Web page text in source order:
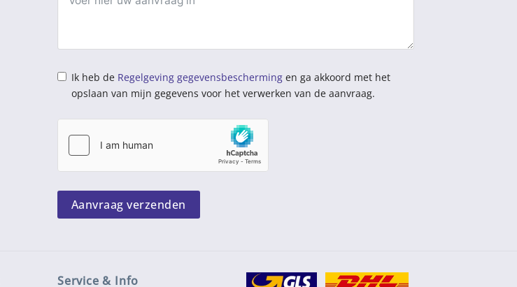
Ik heb de Regelgeving gegevensbescherming en ga akkoord met het
opslaan van mijn gegevens voor het verwerken van de aanvraag.
Aanvraag verzenden
Service & Info